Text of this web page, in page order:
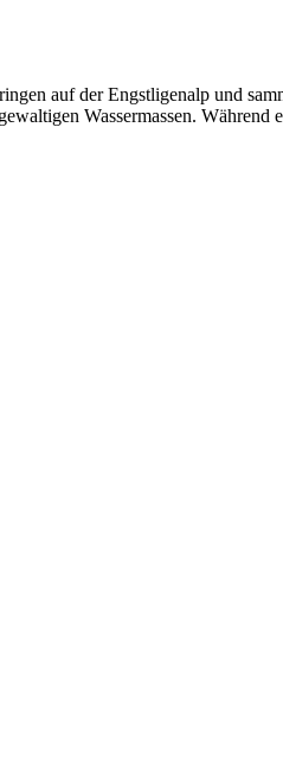
auf der Engstligenalp und
Wassermassen.